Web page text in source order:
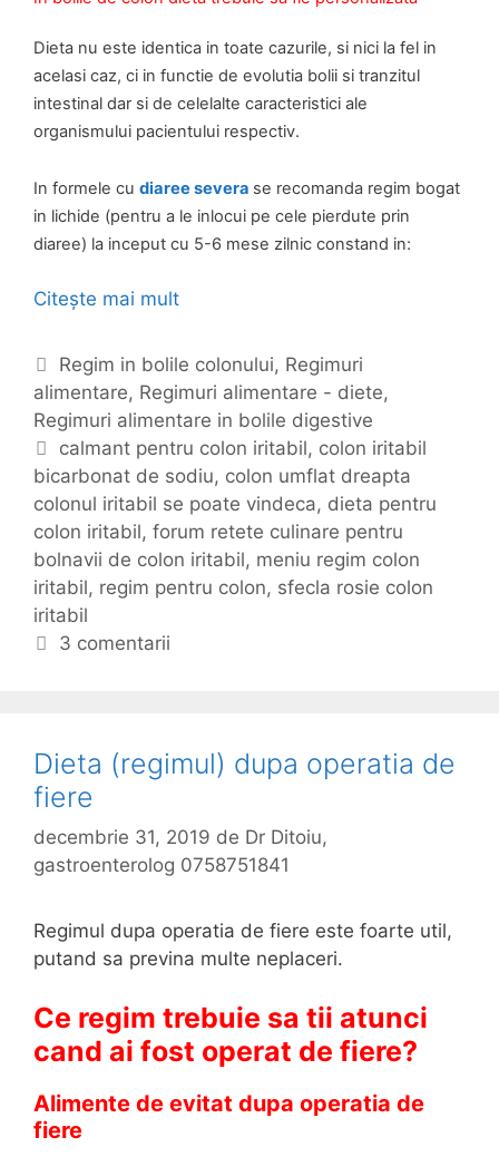
Dieta nu este identica in toate cazurile, si nici la fel in
acelasi caz, ci in functie de evolutia bolii si tranzitul
intestinal dar si de celelalte caracteristici ale
organismului pacientului respectiv.
In formele cu diaree severa se recomanda regim bogat
in lichide (pentru a le inlocui pe cele pierdute prin
diaree) la inceput cu 5-6 mese zilnic constand in:
Citește mai mult
g
i
m
u
l
l
i
m
n
o
l
e
d
c
o
o
C
a
t
e
g
o
r
i
i
Regim in bolile colonului, Regimuri
alimentare, Regimuri alimentare - diete,
Regimuri alimentare in bolile digestive
E
t
i
c
h
e
t
e
calmant pentru colon iritabil, colon iritabil
bicarbonat de sodiu, colon umflat dreapta
colonul iritabil se poate vindeca, dieta pentru
colon iritabil, forum retete culinare pentru
bolnavii de colon iritabil, meniu regim colon
iritabil, regim pentru colon, sfecla rosie colon
iritabil
3 comentarii
Dieta (regimul) dupa operatia de
fiere
decembrie 31, 2019 de Dr Ditoiu,
gastroenterolog 0758751841
Regimul dupa operatia de fiere este foarte util,
putand sa previna multe neplaceri.
Ce regim trebuie sa tii atunci
cand ai fost operat de fiere?
Alimente de evitat dupa operatia de
fiere